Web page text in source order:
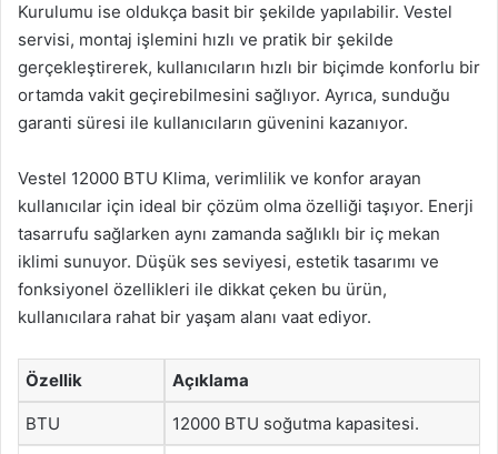
Kurulumu ise oldukça basit bir şekilde yapılabilir. Vestel
servisi, montaj işlemini hızlı ve pratik bir şekilde
gerçekleştirerek, kullanıcıların hızlı bir biçimde konforlu bir
ortamda vakit geçirebilmesini sağlıyor. Ayrıca, sunduğu
garanti süresi ile kullanıcıların güvenini kazanıyor.
Vestel 12000 BTU Klima, verimlilik ve konfor arayan
kullanıcılar için ideal bir çözüm olma özelliği taşıyor. Enerji
tasarrufu sağlarken aynı zamanda sağlıklı bir iç mekan
iklimi sunuyor. Düşük ses seviyesi, estetik tasarımı ve
fonksiyonel özellikleri ile dikkat çeken bu ürün,
kullanıcılara rahat bir yaşam alanı vaat ediyor.
Özellik Açıklama
BTU 12000 BTU soğutma kapasitesi.